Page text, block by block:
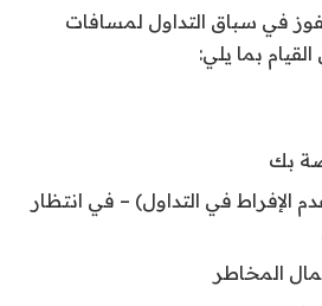
في سباق التداول لمسافات
بما يلي:
بك
الإفراط في التداول) – في انتظار
المخاطر